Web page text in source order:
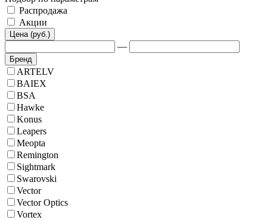
Распродажа
Акции
Цена (руб.)
—
Бренд
ARTELV
BAIEX
BSA
Hawke
Konus
Leapers
Meopta
Remington
Sightmark
Swarovski
Vector
Vector Optics
Vortex